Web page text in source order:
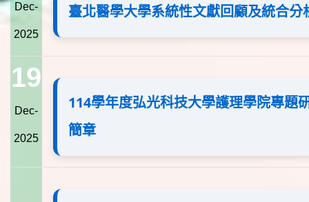
Dec-
2025
臺北醫學大學系統性文獻回顧及統合分
19
Dec-
2025
114學年度弘光科技大學護理學院專題
簡章